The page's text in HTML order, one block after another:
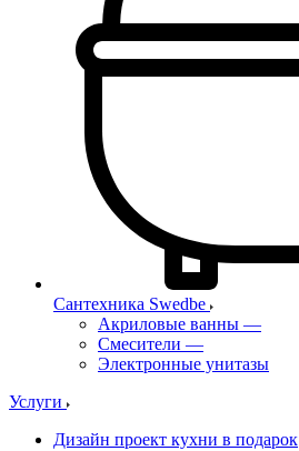
Сантехника Swedbe
Акриловые ванны —
Смесители —
Электронные унитазы
Услуги
Дизайн проект кухни в подарок